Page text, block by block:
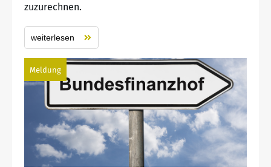
zuzurechnen.
weiterlesen
Meldung